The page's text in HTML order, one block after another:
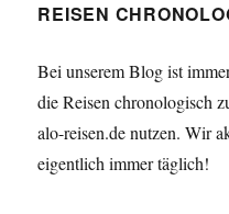
REISEN
Bei unserem Blog ist
die Reisen chronologisch
alo-reisen.de nutzen. Wir
eigentlich immer täglich!